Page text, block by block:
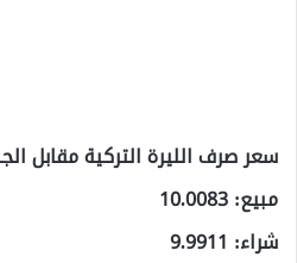
سعر صرف الليرة التركية مقابل
مبيع: 10.0083
شراء: 9.9911